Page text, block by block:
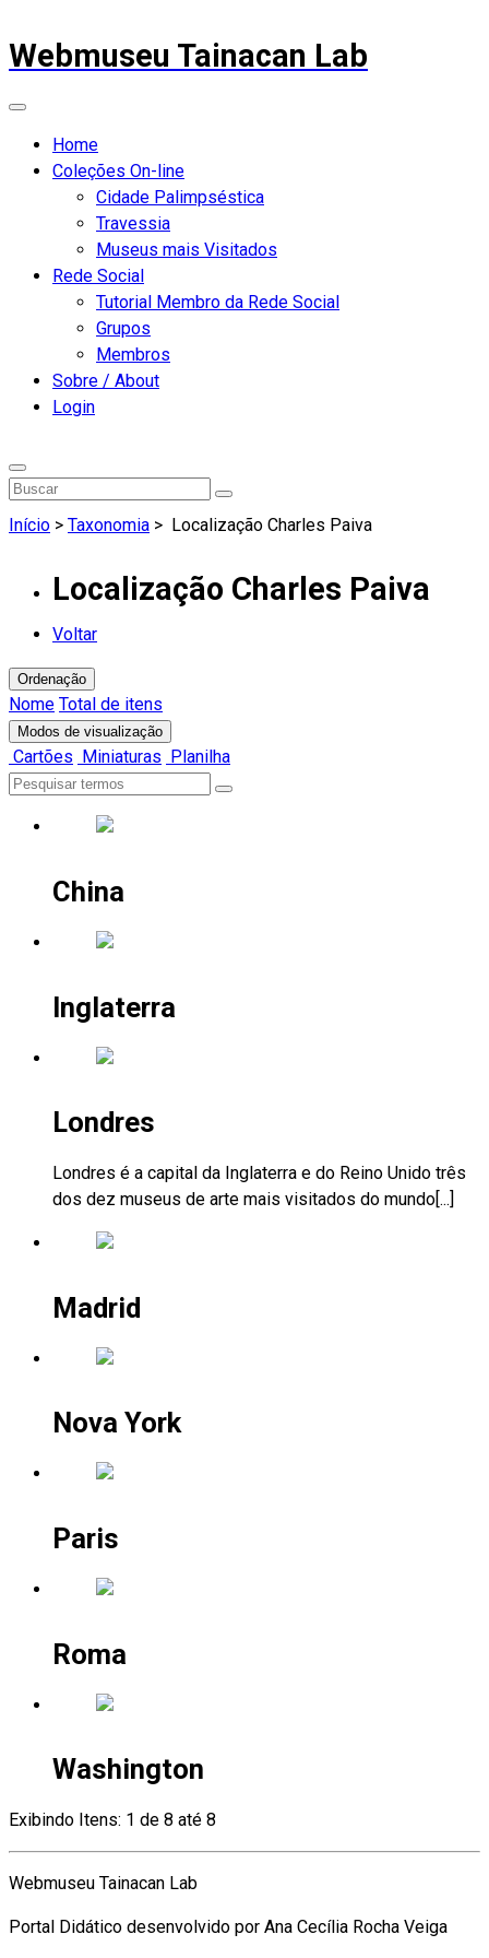
Webmuseu Tainacan Lab
Home
Coleções On-line
Cidade Palimpséstica
Travessia
Museus mais Visitados
Rede Social
Tutorial Membro da Rede Social
Grupos
Membros
Sobre / About
Login
Início > Taxonomia > Localização Charles Paiva
Localização Charles Paiva
Voltar
Ordenação
Nome Total de itens
Modos de visualização
Cartões Miniaturas Planilha
China
Inglaterra
Londres
Londres é a capital da Inglaterra e do Reino Unido três
dos dez museus de arte mais visitados do mundo[...]
Madrid
Nova York
Paris
Roma
Washington
Exibindo Itens: 1 de 8 até 8
Webmuseu Tainacan Lab
Portal Didático desenvolvido por Ana Cecília Rocha Veiga